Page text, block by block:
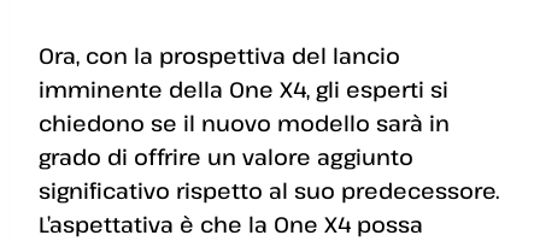
Ora, con la prospettiva del lancio
imminente della One X4, gli esperti si
chiedono se il nuovo modello sarà in
grado di offrire un valore aggiunto
significativo rispetto al suo predecessore.
L’aspettativa è che la One X4 possa